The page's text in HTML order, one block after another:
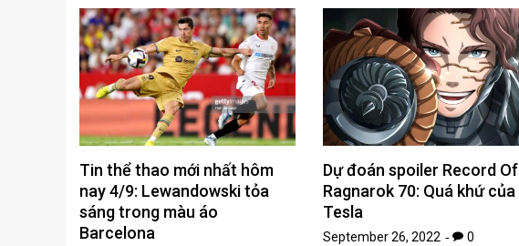
Tin thể thao mới nhất hôm
nay 4/9: Lewandowski tỏa
sáng trong màu áo
Barcelona
Dự đoán spoiler Record Of
Ragnarok 70: Quá khứ của
Tesla
September 26, 2022 0